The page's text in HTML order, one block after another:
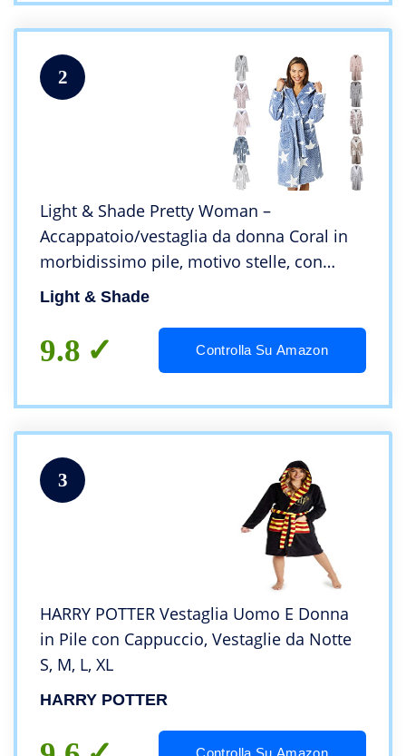
2
Light & Shade Pretty Woman –
Accappatoio/vestaglia da donna Coral in
morbidissimo pile, motivo stelle, con
cappuccio, colore blu, S/M
Light & Shade
9.8 Controlla Su Amazon
3
HARRY POTTER Vestaglia Uomo E Donna
in Pile con Cappuccio, Vestaglie da Notte
S, M, L, XL
HARRY POTTER